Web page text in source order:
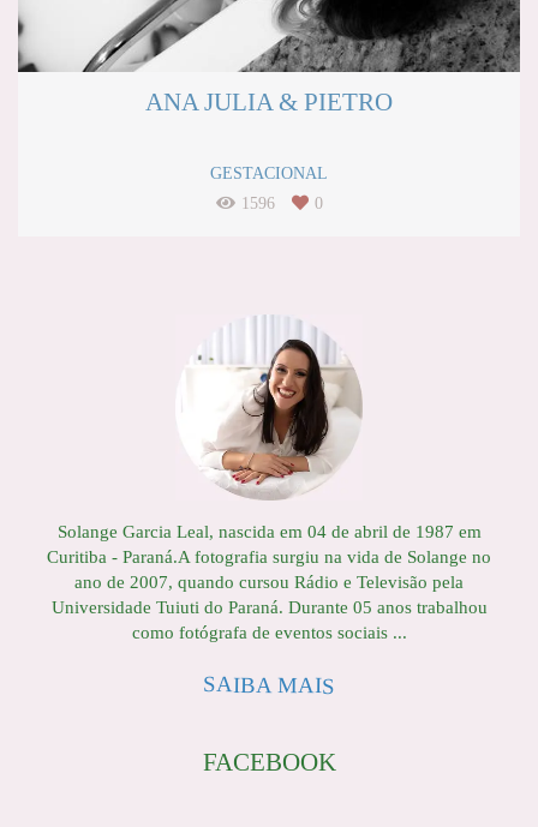
ANA JULIA & PIETRO
GESTACIONAL
1596
0
Solange Garcia Leal, nascida em 04 de abril de 1987 em
Curitiba - Paraná.A fotografia surgiu na vida de Solange no
ano de 2007, quando cursou Rádio e Televisão pela
Universidade Tuiuti do Paraná. Durante 05 anos trabalhou
como fotógrafa de eventos sociais ...
SAIBA MAIS
FACEBOOK